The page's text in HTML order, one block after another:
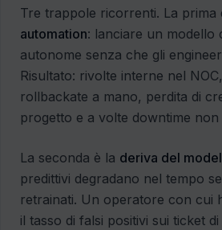
Tre trappole ricorrenti. La prima
automation: lanciare un modello
autonome senza che gli
Risultato: rivolte interne nel
rollbackate a mano, perdita di
progetto e a volte downtime
La seconda è la deriva del
predittivi degradano nel tempo
retrainati. Un operatore con cui
il tasso di falsi positivi sui ticket